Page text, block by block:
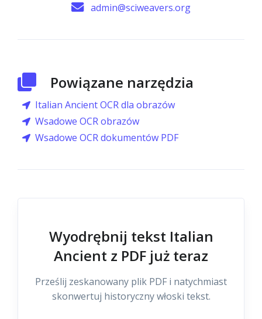
admin@sciweavers.org
Powiązane narzędzia
Italian Ancient OCR dla obrazów
Wsadowe OCR obrazów
Wsadowe OCR dokumentów PDF
Wyodrębnij tekst Italian
Ancient z PDF już teraz
Prześlij zeskanowany plik PDF i natychmiast
skonwertuj historyczny włoski tekst.